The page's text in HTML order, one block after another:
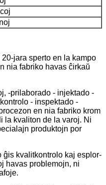
jara sperto en la kampo
nia fabriko havas ĉirkaŭ
-prilaborado - injektado -
- inspektado -
en nia fabriko krom
la kvaliton de la varoj. Ni
produktojn por
kvalitkontrolo kaj esplor-
havas problemojn, ni